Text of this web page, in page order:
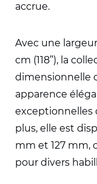
accrue.
Avec une
cm (118”), la
dimensionnelle
apparence
exceptionnelles
plus, elle est
mm et 127 mm,
pour divers